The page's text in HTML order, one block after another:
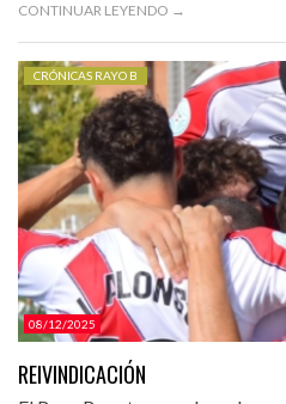
CONTINUAR LEYENDO →
08/12/2025
CRÓNICAS RAYO B
REIVINDICACIÓN